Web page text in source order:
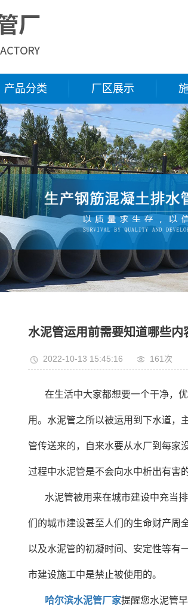
产品分类 厂区展示
水泥管运用前需要知道哪些内
2022-10-13 15:45:16 161次
在生活中大家都想要一个干净，
用。水泥管之所以被运用到下水道，
管传送来的，自来水要从水厂到每家
过程中水泥管是不会向水中析出有害
水泥管被用来在城市建设中充当
们的城市建设甚至人们的生命财产周
以及水泥管的初凝时间、安定性等有
市建设施工中是禁止被使用的。
哈尔滨水泥管厂家提醒您水泥管